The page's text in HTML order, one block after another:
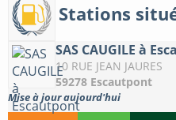
Stations
SAS CAUGILE à
10 RUE JEAN JAURES
59278 Escautpont
Mise à jour aujourd'hui